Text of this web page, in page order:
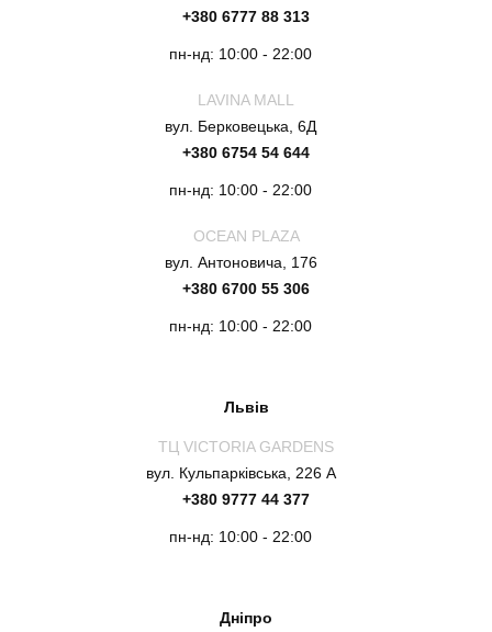
+380 6777 88 313
пн-нд: 10:00 - 22:00
LAVINA MALL
вул. Берковецька, 6Д
+380 6754 54 644
пн-нд: 10:00 - 22:00
OCEAN PLAZA
вул. Антоновича, 176
+380 6700 55 306
пн-нд: 10:00 - 22:00
Львів
ТЦ VICTORIA GARDENS
вул. Кульпарківська, 226 А
+380 9777 44 377
пн-нд: 10:00 - 22:00
Дніпро